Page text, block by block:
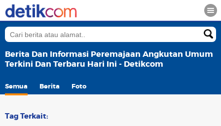
Berita Dan Informasi Peremajaan Angkutan Umum
Terkini Dan Terbaru Hari Ini - Detikcom
Semua Berita Foto
Tag Terkait: